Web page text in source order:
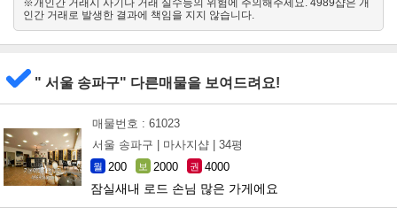
※개인간 거래시 사기나 거래 실수등의 위험에 주의해주세요. 4989샵은 개
인간 거래로 발생한 결과에 책임을 지지 않습니다.
" 서울 송파구" 다른매물을 보여드려요!
매물번호 : 61023
서울 송파구 |
마사지샵 | 34평
월 200 보 2000 권 4000
잠실새내 로드 손님 많은 가게에요